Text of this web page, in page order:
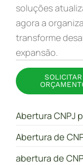
soluções
agora a
transforme
expansão.
SOLICITAR
Abertura CNPJ
Abertura de
abertura de